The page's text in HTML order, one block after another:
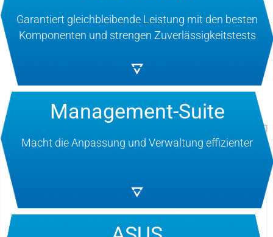
Garantiert gleichbleibende Leistung mit den besten
Komponenten und strengen Zuverlässigkeitstests
Management-Suite
Macht die Anpassung und Verwaltung effizienter